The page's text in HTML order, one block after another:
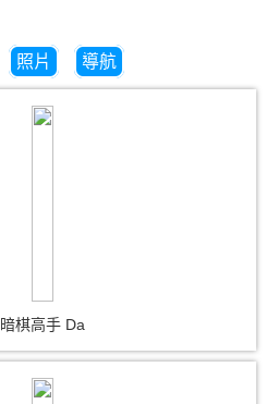
照片 導航
暗棋高手 Da